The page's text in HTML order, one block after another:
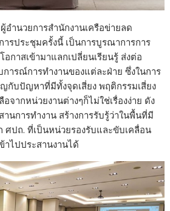
ำนวยการสำนักงานเครือข่ายลด
ารประชุมครั้งนี้ เป็นการบูรณาการการ
กาสเข้ามาแลกเปลี่ยนเรียนรู้ ส่งต่อ
ารณ์การทำงานของแต่ละฝ่าย ซึ่งในการ
กับปัญหาที่มีทั้งจุดเสี่ยง พฤติกรรมเสี่ยง
จากหน่วยงานต่างๆก็ไม่ใช่เรื่องง่าย ดัง
นการทำงาน สร้างการรับรู้ว่าในพื้นที่มี
ศปถ. ที่เป็นหน่วยรองรับและขับเคลื่อน
ไปประสานงานได้